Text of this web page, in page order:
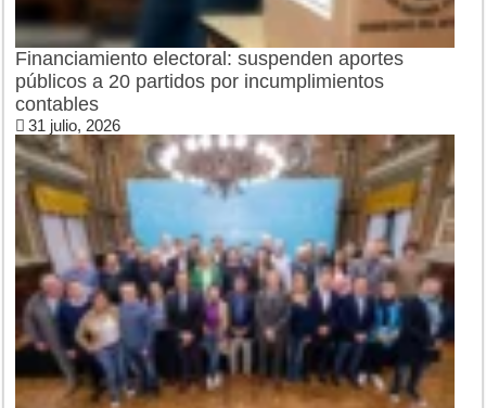
Financiamiento electoral: suspenden aportes
públicos a 20 partidos por incumplimientos
contables
31 julio, 2026